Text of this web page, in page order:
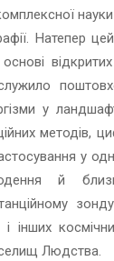
Натепер
у
методів,
у
й
інших
Людства.